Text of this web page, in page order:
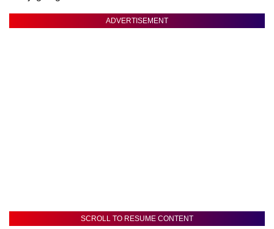
ADVERTISEMENT
SCROLL TO RESUME CONTENT